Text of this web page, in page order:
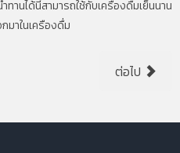
ได้นี้สามารถใช้กับเครื่องดื่มเย็นนาน
มาในเครืองดื่ม
ต่อไป